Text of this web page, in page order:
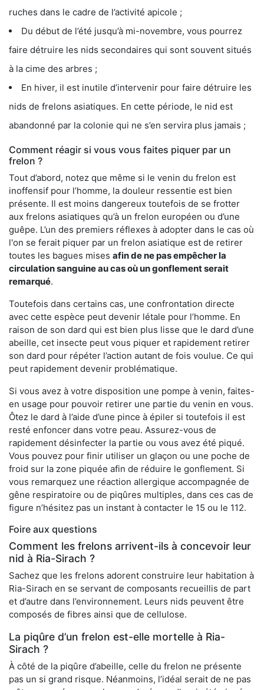
ruches dans le cadre de l’activité apicole ;
Du début de l’été jusqu’à mi-novembre, vous pourrez
faire détruire les nids secondaires qui sont souvent situés
à la cime des arbres ;
En hiver, il est inutile d’intervenir pour faire détruire les
nids de frelons asiatiques. En cette période, le nid est
abandonné par la colonie qui ne s’en servira plus jamais ;
Comment réagir si vous vous faites piquer par un
frelon ?
Tout d’abord, notez que même si le venin du frelon est
inoffensif pour l’homme, la douleur ressentie est bien
présente. Il est moins dangereux toutefois de se frotter
aux frelons asiatiques qu’à un frelon européen ou d’une
guêpe. L’un des premiers réflexes à adopter dans le cas où
l'on se ferait piquer par un frelon asiatique est de retirer
toutes les bagues mises afin de ne pas empêcher la
circulation sanguine au cas où un gonflement serait
remarqué.
Toutefois dans certains cas, une confrontation directe
avec cette espèce peut devenir létale pour l’homme. En
raison de son dard qui est bien plus lisse que le dard d’une
abeille, cet insecte peut vous piquer et rapidement retirer
son dard pour répéter l’action autant de fois voulue. Ce qui
peut rapidement devenir problématique.
Si vous avez à votre disposition une pompe à venin, faites-
en usage pour pouvoir retirer une partie du venin en vous.
Ôtez le dard à l’aide d’une pince à épiler si toutefois il est
resté enfoncer dans votre peau. Assurez-vous de
rapidement désinfecter la partie ou vous avez été piqué.
Vous pouvez pour finir utiliser un glaçon ou une poche de
froid sur la zone piquée afin de réduire le gonflement. Si
vous remarquez une réaction allergique accompagnée de
gêne respiratoire ou de piqûres multiples, dans ces cas de
figure n’hésitez pas un instant à contacter le 15 ou le 112.
Foire aux questions
Comment les frelons arrivent-ils à concevoir leur
nid à Ria-Sirach ?
Sachez que les frelons adorent construire leur habitation à
Ria-Sirach en se servant de composants recueillis de part
et d’autre dans l’environnement. Leurs nids peuvent être
composés de fibres ainsi que de cellulose.
La piqûre d’un frelon est-elle mortelle à Ria-
Sirach ?
À côté de la piqûre d’abeille, celle du frelon ne présente
pas un si grand risque. Néanmoins, l’idéal serait de ne pas